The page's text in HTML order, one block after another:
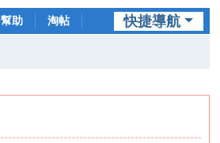
快捷導航
幫助
淘帖